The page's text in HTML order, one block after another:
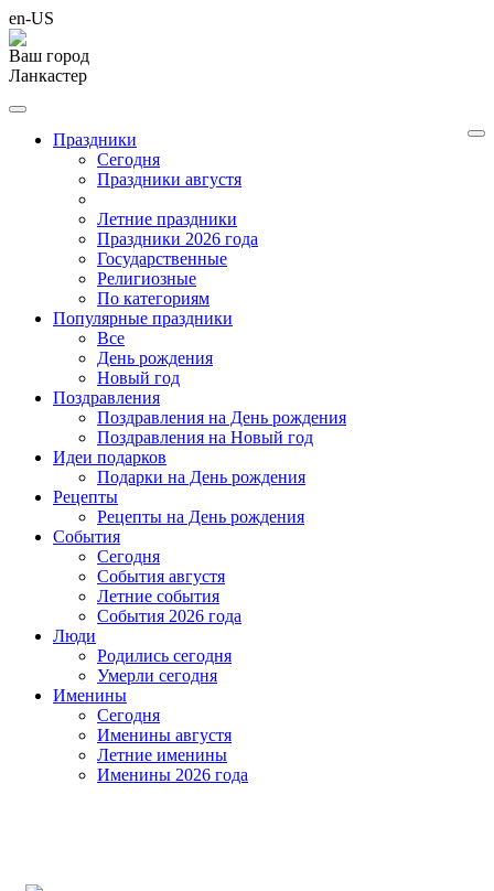
en-US
Ваш город
Ланкастер
Праздники
Cегодня
Праздники августя
Летние праздники
Праздники 2026 года
Государственные
Религиозные
По категориям
Популярные праздники
Все
День рождения
Новый год
Поздравления
Поздравления на День рождения
Поздравления на Новый год
Идеи подарков
Подарки на День рождения
Рецепты
Рецепты на День рождения
События
Cегодня
События августя
Летние события
События 2026 года
Люди
Родились сегодня
Умерли сегодня
Именины
Cегодня
Именины августя
Летние именины
Именины 2026 года